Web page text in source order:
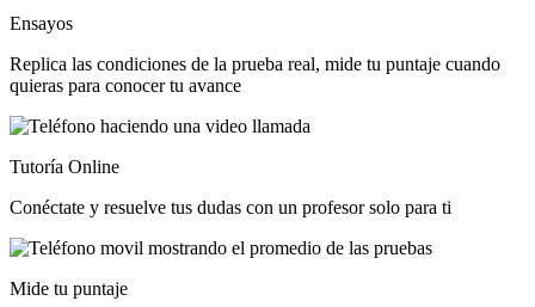
Ensayos
Replica las condiciones de la prueba real, mide tu puntaje cuando
quieras para conocer tu avance
Tutoría Online
Conéctate y resuelve tus dudas con un profesor solo para ti
Mide tu puntaje